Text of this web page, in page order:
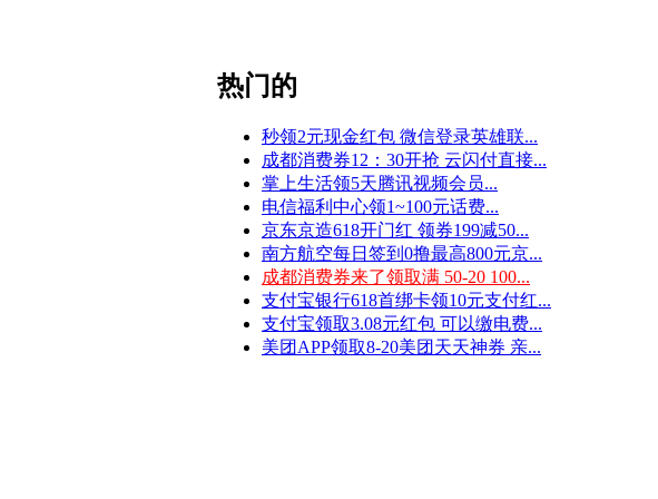
热门的
秒领2元现金红包 微信登录英雄联...
成都消费券12：30开抢 云闪付直接...
掌上生活领5天腾讯视频会员...
电信福利中心领1~100元话费...
京东京造618开门红 领券199减50...
南方航空每日签到0撸最高800元京...
成都消费券来了领取满 50-20 100...
支付宝银行618首绑卡领10元支付红...
支付宝领取3.08元红包 可以缴电费...
美团APP领取8-20美团天天神券 亲...